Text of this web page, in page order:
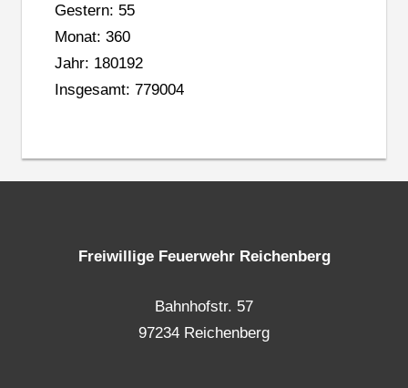
Gestern: 55
Monat: 360
Jahr: 180192
Insgesamt: 779004
Freiwillige Feuerwehr Reichenberg
Bahnhofstr. 57
97234 Reichenberg